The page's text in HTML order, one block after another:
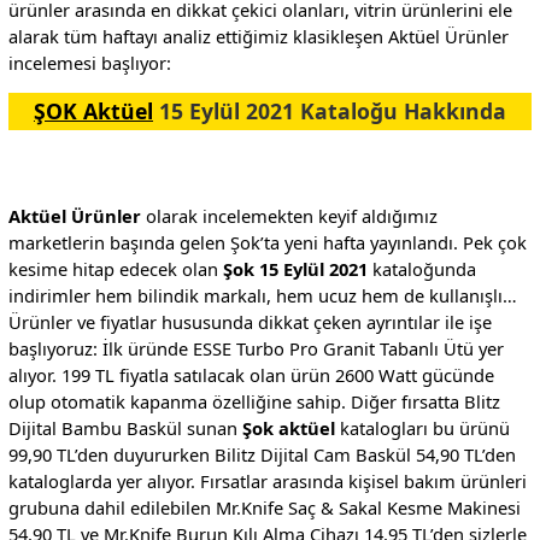
ürünler arasında en dikkat çekici olanları, vitrin ürünlerini ele
alarak tüm haftayı analiz ettiğimiz klasikleşen Aktüel Ürünler
incelemesi başlıyor:
ŞOK Aktüel 15 Eylül 2021 Kataloğu Hakkında
Aktüel Ürünlerolarak incelemekten keyif aldığımız
marketlerin başında gelen Şok’ta yeni hafta yayınlandı. Pek çok
kesime hitap edecek olan Şok 15 Eylül 2021 kataloğunda
indirimler hem bilindik markalı, hem ucuz hem de kullanışlı…
Ürünler ve fiyatlar hususunda dikkat çeken ayrıntılar ile işe
başlıyoruz: İlk üründe ESSE Turbo Pro Granit Tabanlı Ütü yer
alıyor. 199 TL fiyatla satılacak olan ürün 2600 Watt gücünde
olup otomatik kapanma özelliğine sahip. Diğer fırsatta Blitz
Dijital Bambu Baskül sunan Şok aktüelkatalogları bu ürünü
99,90 TL’den duyururken Bilitz Dijital Cam Baskül 54,90 TL’den
kataloglarda yer alıyor. Fırsatlar arasında kişisel bakım ürünleri
grubuna dahil edilebilen Mr.Knife Saç & Sakal Kesme Makinesi
54,90 TL ve Mr.Knife Burun Kılı Alma Cihazı 14,95 TL’den sizlerle